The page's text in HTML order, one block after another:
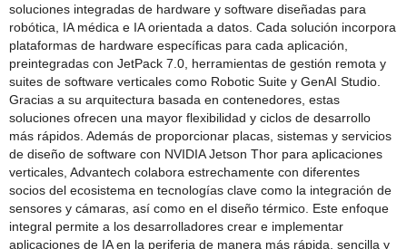
soluciones integradas de hardware y software diseñadas para
robótica, IA médica e IA orientada a datos. Cada solución incorpora
plataformas de hardware específicas para cada aplicación,
preintegradas con JetPack 7.0, herramientas de gestión remota y
suites de software verticales como Robotic Suite y GenAI Studio.
Gracias a su arquitectura basada en contenedores, estas
soluciones ofrecen una mayor flexibilidad y ciclos de desarrollo
más rápidos. Además de proporcionar placas, sistemas y servicios
de diseño de software con NVIDIA Jetson Thor para aplicaciones
verticales, Advantech colabora estrechamente con diferentes
socios del ecosistema en tecnologías clave como la integración de
sensores y cámaras, así como en el diseño térmico. Este enfoque
integral permite a los desarrolladores crear e implementar
aplicaciones de IA en la periferia de manera más rápida, sencilla y